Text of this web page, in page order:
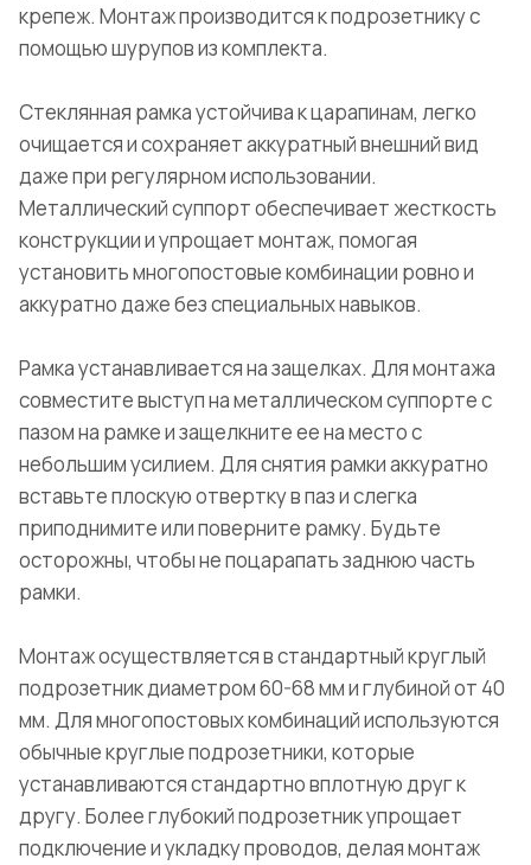
крепеж. Монтаж производится к подрозетнику с
помощью шурупов из комплекта.
Стеклянная рамка устойчива к царапинам, легко
очищается и сохраняет аккуратный внешний вид
даже при регулярном использовании.
Металлический суппорт обеспечивает жесткость
конструкции и упрощает монтаж, помогая
установить многопостовые комбинации ровно и
аккуратно даже без специальных навыков.
Рамка устанавливается на защелках. Для монтажа
совместите выступ на металлическом суппорте с
пазом на рамке и защелкните ее на место с
небольшим усилием. Для снятия рамки аккуратно
вставьте плоскую отвертку в паз и слегка
приподнимите или поверните рамку. Будьте
осторожны, чтобы не поцарапать заднюю часть
рамки.
Монтаж осуществляется в стандартный круглый
подрозетник диаметром 60-68 мм и глубиной от 40
мм. Для многопостовых комбинаций используются
обычные круглые подрозетники, которые
устанавливаются стандартно вплотную друг к
другу. Более глубокий подрозетник упрощает
подключение и укладку проводов, делая монтаж